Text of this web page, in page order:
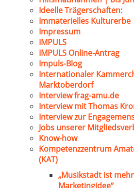
Ideelle Trägerschaften:
Immaterielles Kulturerbe
Impressum
IMPULS
IMPULS Online-Antrag
Impuls-Blog
Internationaler
Marktoberdorf
Interview frag-amu.de
Interview mit Thomas
Interview zur
Jobs unserer
Know-how
Kompetenzzentrum
(KAT)
„Musikstadt ist
Marketingidee“